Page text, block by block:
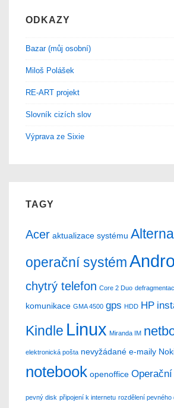
ODKAZY
Bazar (můj osobní)
Miloš Polášek
RE-ART projekt
Slovník cizích slov
Výprava ze Sixie
TAGY
Acer aktualizace systému
operační systém
chytrý telefon Core 2 Duo
komunikace GMA 4500 gps HDD HP
Kindle Linux Miranda IM
elektronická pošta nevyžádané e-maily
notebook openoffice
pevný disk připojení k internetu rozdělení pevného